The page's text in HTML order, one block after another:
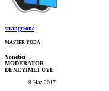
strangerone
MASTER YODA
Yönetici
MODERATOR
DENEYİMLİ ÜYE
9 Haz 2017